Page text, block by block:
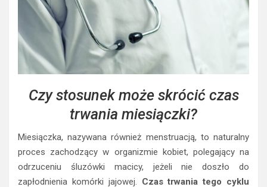
Czy stosunek może skrócić czas
trwania miesiączki?
Miesiączka, nazywana również menstruacją, to naturalny
proces zachodzący w organizmie kobiet, polegający na
odrzuceniu śluzówki macicy, jeżeli nie doszło do
zapłodnienia komórki jajowej. Czas trwania tego cyklu